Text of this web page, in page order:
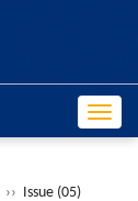
››
Issue (05)